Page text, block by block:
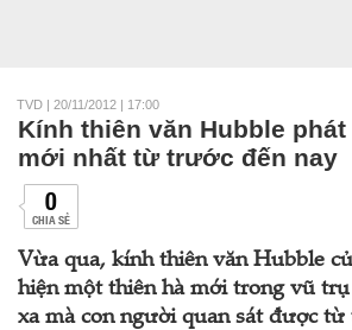
TVD | 20/11/2012 | 17:00
Kính thiên văn Hubble
mới nhất từ trước đến nay
0
CHIA SẺ
Vừa qua, kính thiên văn Hubble
hiện một thiên hà mới trong vũ trụ
xa mà con người quan sát được từ